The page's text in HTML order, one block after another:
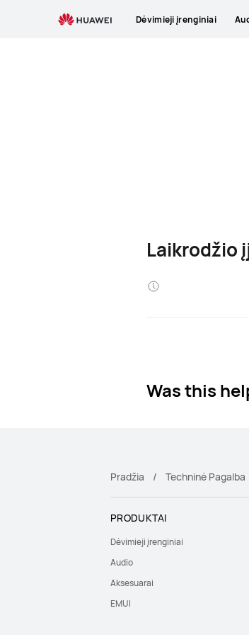
Dėvimieji įrenginiai
Laikrodžio
Was this
Pradžia Techninė Pagalba
PRODUKTAI
Dėvimieji įrenginiai
Audio
Aksesuarai
EMUI